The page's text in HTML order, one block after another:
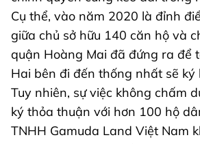
Cụ thể, vào năm 2020 là đỉnh
giữa chủ sở hữu 140 căn hộ và
quận Hoàng Mai đã đứng ra để
Hai bên đi đến thống nhất sẽ
Tuy nhiên, sự việc không chấm
ký thỏa thuận với hơn 100 hộ
TNHH Gamuda Land Việt Nam